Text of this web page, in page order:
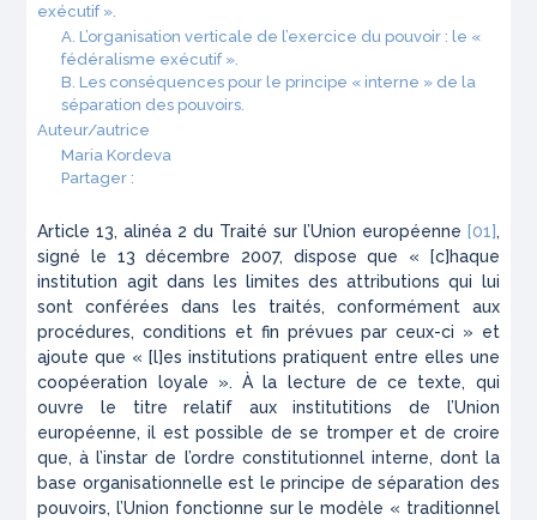
exécutif ».
A. L’organisation verticale de l’exercice du pouvoir : le «
fédéralisme exécutif ».
B. Les conséquences pour le principe « interne » de la
séparation des pouvoirs.
Auteur/autrice
Maria Kordeva
Partager :
Article 13, alinéa 2 du Traité sur l’Union européenne [01],
signé le 13 décembre 2007, dispose que « [c]haque
institution agit dans les limites des attributions qui lui
sont conférées dans les traités, conformément aux
procédures, conditions et fin prévues par ceux-ci » et
ajoute que « [l]es institutions pratiquent entre elles une
coopéeration loyale ». À la lecture de ce texte, qui
ouvre le titre relatif aux institutitions de l’Union
européenne, il est possible de se tromper et de croire
que, à l’instar de l’ordre constitutionnel interne, dont la
base organisationnelle est le principe de séparation des
pouvoirs, l’Union fonctionne sur le modèle « traditionnel